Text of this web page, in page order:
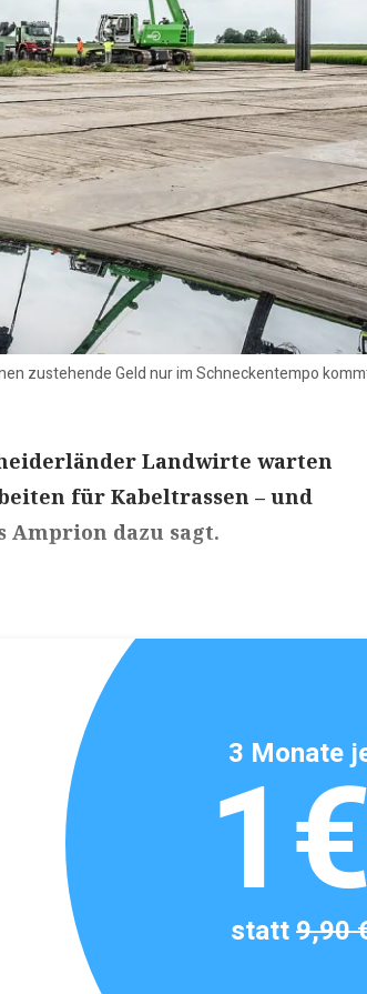
zustehende Geld nur im Schneckentempo
Landwirte warten
für Kabeltrassen – und
Amprion dazu sagt.
3 Monate
1€
statt9,90